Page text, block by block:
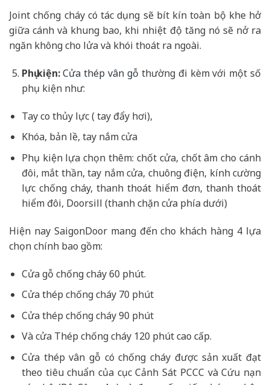
Joint chống cháy có tác dụng sẽ bít kín toàn bộ khe hở
giữa cánh và khung bao, khi nhiệt độ tăng nó sẽ nở ra
ngăn không cho lửa và khói thoát ra ngoài.
Phụ kiện:Cửa thép vân gỗ thường đi kèm với một số
phụ kiện như:
Tay co thủy lực ( tay đẩy hơi),
Khóa, bản lề, tay nắm cửa
Phụ kiện lựa chọn thêm: chốt cửa, chốt âm cho cánh
đôi, mắt thần, tay nắm cửa, chuông điện, kính cường
lực chống cháy, thanh thoát hiểm đơn, thanh thoát
hiểm đôi, Doorsill (thanh chặn cửa phía dưới)
Hiện nay SaigonDoor mang đến cho khách hàng 4 lựa
chọn chính bao gồm:
Cửa gỗ chống cháy 60 phút.
Cửa thép chống cháy 70 phút
Cửa thép chống cháy 90 phút
Và cửa Thép chống cháy 120 phút cao cấp.
Cửa thép vân gỗ có chống cháy được sản xuất đạt
theo tiêu chuẩn của cục Cảnh Sát PCCC và Cứu nạn